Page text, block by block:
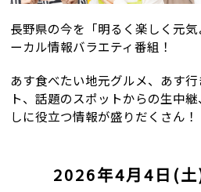
長野県の今を「明るく楽しく元気
ーカル情報バラエティ番組！
あす食べたい地元グルメ、あす
ト、話題のスポットからの生中継
しに役立つ情報が盛りだくさん！
2026年4月4日(